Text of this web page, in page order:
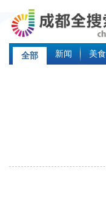
全部 新闻 美食